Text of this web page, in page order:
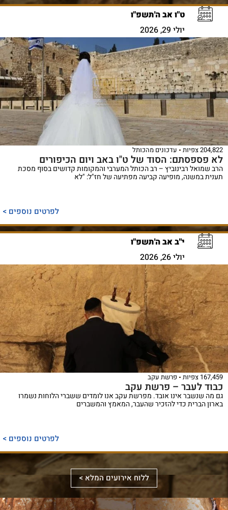
ט"ו אב ה'תשפ"ו
יולי 29, 2026
204,822 צפיות עדכונים מהכותל
לא פספסתם: הסוד של ט"ו באב ויום הכיפורים
הרב שמואל רבינוביץ – רב הכותל המערבי והמקומות קדושים בסוף מסכת
תענית במשנה, מופיעה קביעה מפתיעה של חז"ל: "לא
לפרטים נוספים >
י"ב אב ה'תשפ"ו
יולי 26, 2026
167,459 צפיות פרשת עקב
כבוד לעבר – פרשת עקב
גם מה שנשבר אינו אובד. מפרשת עקב אנו לומדים ששברי הלוחות נשמרו
בארון הברית כדי להזכיר שהעבר, המאמץ והמשברים
לפרטים נוספים >
ללוח אירועים המלא >
את
הדינים
באמצעות
תמונות
ספר
אלבומי
מפואר
המשחזר